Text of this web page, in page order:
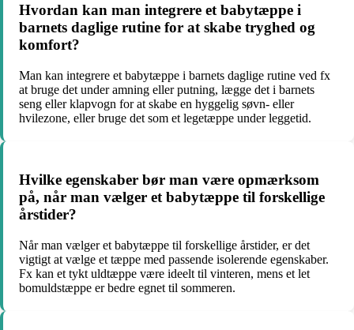
Hvordan kan man integrere et babytæppe i
barnets daglige rutine for at skabe tryghed og
komfort?
Man kan integrere et babytæppe i barnets daglige rutine ved fx
at bruge det under amning eller putning, lægge det i barnets
seng eller klapvogn for at skabe en hyggelig søvn- eller
hvilezone, eller bruge det som et legetæppe under leggetid.
Hvilke egenskaber bør man være opmærksom
på, når man vælger et babytæppe til forskellige
årstider?
Når man vælger et babytæppe til forskellige årstider, er det
vigtigt at vælge et tæppe med passende isolerende egenskaber.
Fx kan et tykt uldtæppe være ideelt til vinteren, mens et let
bomuldstæppe er bedre egnet til sommeren.